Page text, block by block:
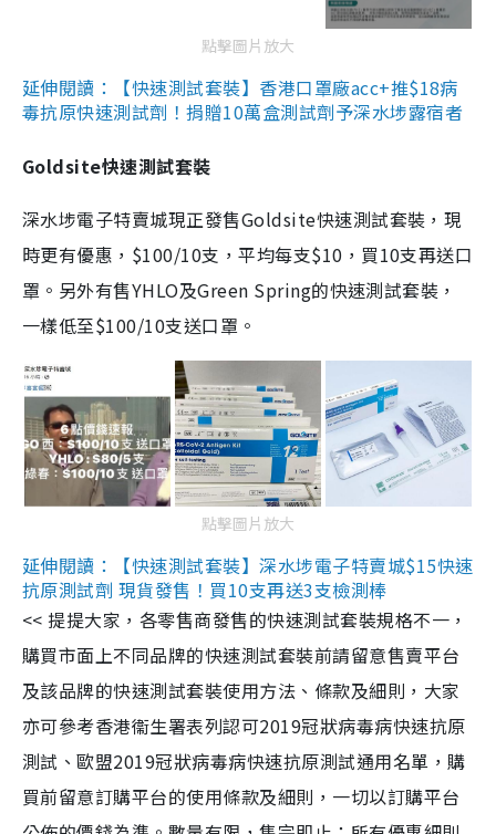
點擊圖片放大
延伸閱讀：【快速測試套裝】香港口罩廠acc+推$18病
毒抗原快速測試劑！捐贈10萬盒測試劑予深水埗露宿者
Goldsite快速測試套裝
深水埗電子特賣城現正發售Goldsite快速測試套裝，現
時更有優惠，$100/10支，平均每支$10，買10支再送口
罩。另外有售YHLO及Green Spring的快速測試套裝，
一樣低至$100/10支送口罩。
點擊圖片放大
延伸閱讀：【快速測試套裝】深水埗電子特賣城$15快速
抗原測試劑 現貨發售！買10支再送3支檢測棒
<< 提提大家，各零售商發售的快速測試套裝規格不一，
購買市面上不同品牌的快速測試套裝前請留意售賣平台
及該品牌的快速測試套裝使用方法、條款及細則，大家
亦可參考香港衞生署表列認可2019冠狀病毒病快速抗原
測試、歐盟2019冠狀病毒病快速抗原測試通用名單，購
買前留意訂購平台的使用條款及細則，一切以訂購平台